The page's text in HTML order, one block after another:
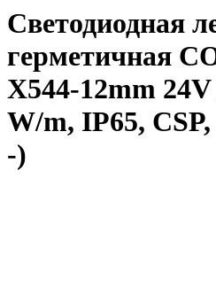
Светодиодная
герметичная
X544-12mm 24V
W/m, IP65,
-)